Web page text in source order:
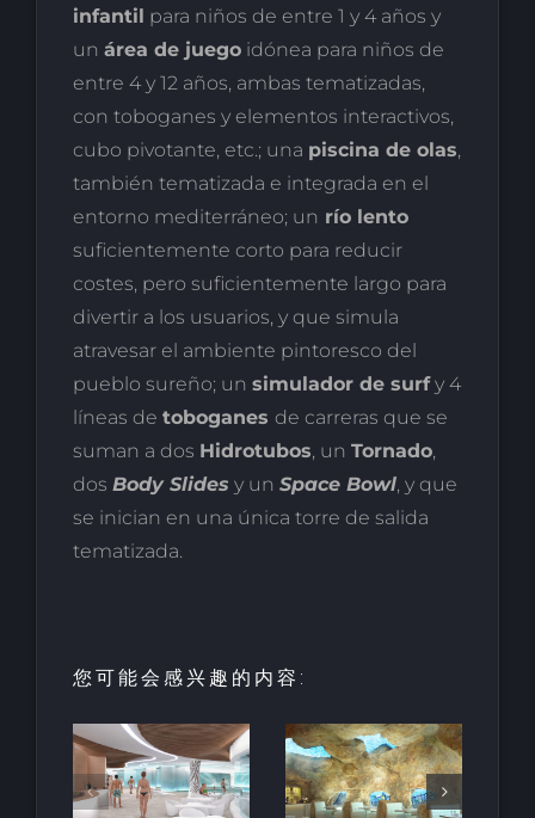
infantil para niños de entre 1 y 4 años y
un área de juegoidónea para niños de
entre 4 y 12 años, ambas tematizadas,
con toboganes y elementos interactivos,
cubo pivotante, etc.; una piscina de olas,
también tematizada e integrada en el
entorno mediterráneo; un río lento
suficientemente corto para reducir
costes, pero suficientemente largo para
divertir a los usuarios, y que simula
atravesar el ambiente pintoresco del
pueblo sureño; un simulador de surfy 4
líneas de toboganes de carreras que se
suman a dos Hidrotubos, un Tornado,
dos Body Slides y un Space Bowl, y que
se inician en una única torre de salida
tematizada.
您可能会感兴趣的内容:
用于亲水建
筑的室内人
天然梯田泳
池